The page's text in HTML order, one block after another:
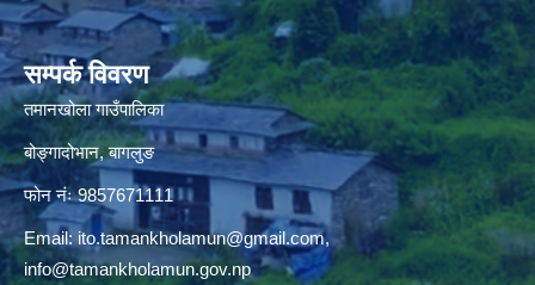
सम्पर्क विवरण
तमानखोला गाउँपालिका
बोङ्गादोभान, बागलुङ
फोन नंः 9857671111
Email: ito.tamankholamun@gmail.com,
info@tamankholamun.gov.np